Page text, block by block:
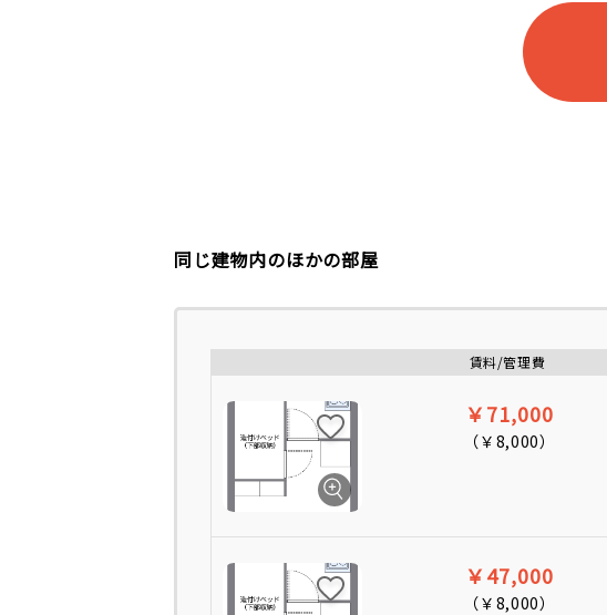
同じ建物内のほかの部屋
賃料/管理費
￥71,000
（￥8,000）
￥47,000
（￥8,000）